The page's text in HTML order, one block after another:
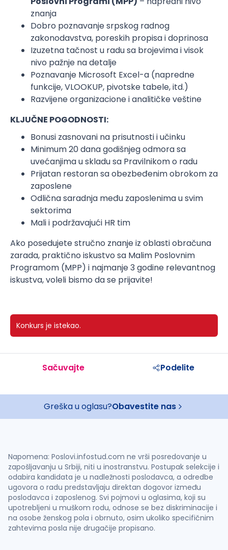
znanja
Dobro poznavanje srpskog radnog
zakonodavstva, poreskih propisa i doprinosa
Izuzetna tačnost u radu sa brojevima i visok
nivo pažnje na detalje
Poznavanje Microsoft Excel-a (napredne
funkcije, VLOOKUP, pivotske tabele, itd.)
Razvijene organizacione i analitičke veštine
KLJUČNE POGODNOSTI:
Bonusi zasnovani na prisutnosti i učinku
Minimum 20 dana godišnjeg odmora sa
uvećanjima u skladu sa Pravilnikom o radu
Prijatan restoran sa obezbeđenim obrokom za
zaposlene
Odlična saradnja među zaposlenima u svim
sektorima
Mali i podržavajući HR tim
Ako posedujete stručno znanje iz oblasti obračuna
zarada, praktično iskustvo sa Malim Poslovnim
Programom (MPP) i najmanje 3 godine relevantnog
iskustva, voleli bismo da se prijavite!
Konkurs je istekao.
Sačuvajte Podelite
Greška u oglasu?Obavestite nas
Napomena: Poslovi.infostud.com ne vrši posredovanje u
zapošljavanju u Srbiji, niti u inostranstvu. Postupak selekcije i
odabira kandidata je u nadležnosti poslodavca, a odredbe
ugovora o radu predstavljaju direktan dogovor između
poslodavca i zaposlenog. Svi pojmovi u oglasima, koji su
upotrebljeni u muškom rodu, odnose se bez diskriminacije i
na osobe ženskog pola i obrnuto, osim ukoliko specifičnim
zahtevima posla nije drugačije propisano.